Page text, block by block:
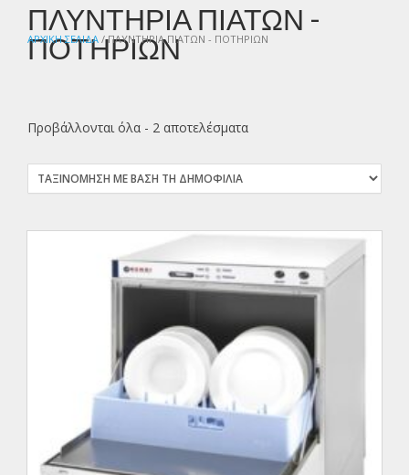
ΑΡΧΙΚΉ ΣΕΛΊΔΑ / ΠΛΥΝΤΗΡΙΑ ΠΙΑΤΩΝ - ΠΟΤΗΡΙΩΝ
ΠΛΥΝΤΗΡΙΑ ΠΙΑΤΩΝ -
ΠΟΤΗΡΙΩΝ
Προβάλλονται όλα - 2 αποτελέσματα